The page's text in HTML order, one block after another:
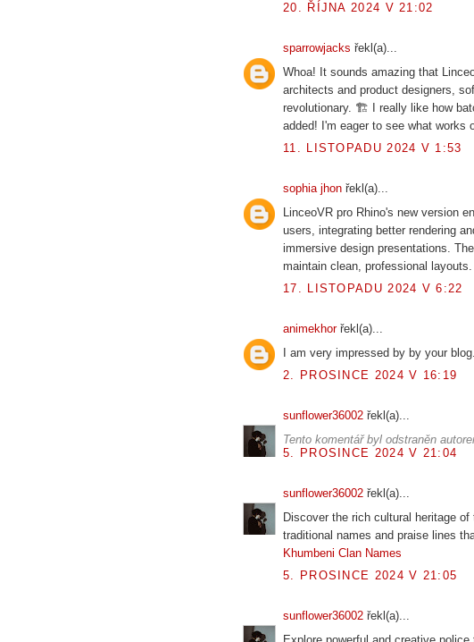
20. ŘÍJNA 2024 V 21:02
sparrowjacks řekl(a)...
Whoa! It sounds amazing that
architects and product designers,
revolutionary. 🏗 I really like how
added! I'm eager to see what works
11. LISTOPADU 2024 V 1:53
sophia jhon řekl(a)...
LinceoVR pro Rhino's new version
users, integrating better rendering
immersive design presentations.
maintain clean, professional layouts.
17. LISTOPADU 2024 V 6:22
animekhorřekl(a)...
I am very impressed by by your blog.
2. PROSINCE 2024 V 16:19
sunflower36002 řekl(a)...
Tento komentář byl odstraněn
5. PROSINCE 2024 V 21:04
sunflower36002 řekl(a)...
Discover the rich cultural heritage
traditional names and praise lines
Khumbeni Clan Names
5. PROSINCE 2024 V 21:05
sunflower36002 řekl(a)...